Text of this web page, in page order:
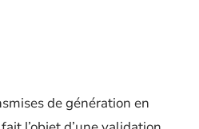
de génération en